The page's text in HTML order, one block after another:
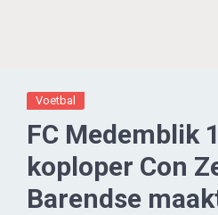
Voetbal
FC Medemblik
koploper Con
Barendse